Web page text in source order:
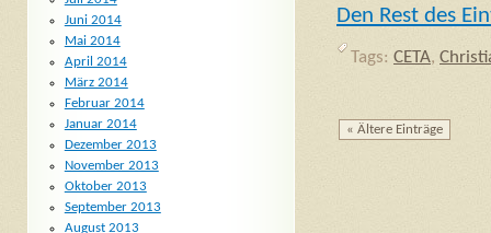
Den Rest des
Tags: CETA,
« Ältere Einträge
Juni 2014
Mai 2014
April 2014
März 2014
Februar 2014
Januar 2014
Dezember 2013
November 2013
Oktober 2013
September 2013
August 2013